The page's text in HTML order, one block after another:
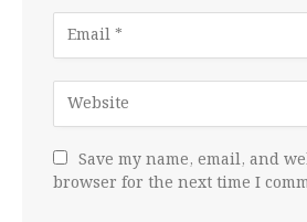
Save my name, email, and
browser for the next time I